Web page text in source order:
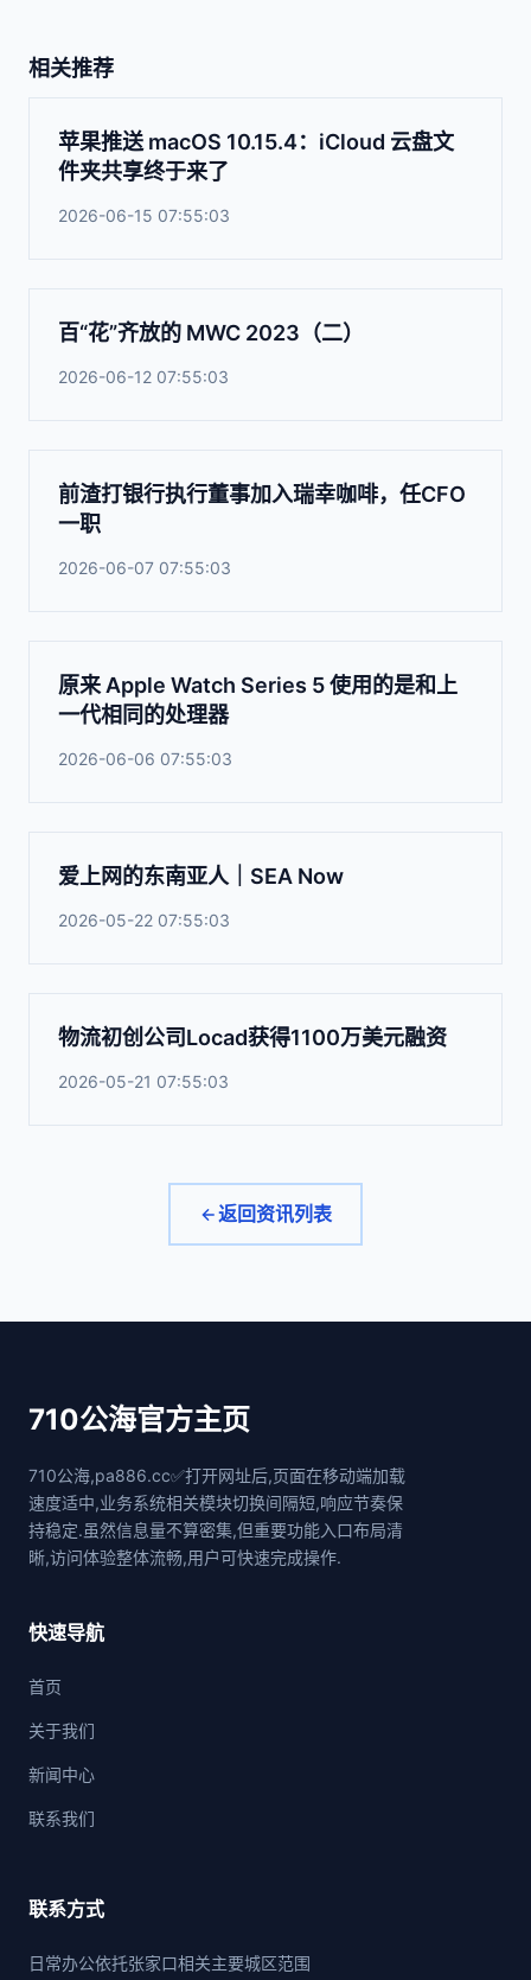
相关推荐
苹果推送 macOS 10.15.4：iCloud 云盘文
件夹共享终于来了
2026-06-15 07:55:03
百“花”齐放的 MWC 2023（二）
2026-06-12 07:55:03
前渣打银行执行董事加入瑞幸咖啡，任CFO
一职
2026-06-07 07:55:03
原来 Apple Watch Series 5 使用的是和上
一代相同的处理器
2026-06-06 07:55:03
爱上网的东南亚人｜SEA Now
2026-05-22 07:55:03
物流初创公司Locad获得1100万美元融资
2026-05-21 07:55:03
返回资讯列表
710公海官方主页
710公海,pa886.cc✅打开网址后,页面在移动端加载
速度适中,业务系统相关模块切换间隔短,响应节奏保
持稳定.虽然信息量不算密集,但重要功能入口布局清
晰,访问体验整体流畅,用户可快速完成操作.
快速导航
首页
关于我们
新闻中心
联系我们
联系方式
日常办公依托张家口相关主要城区范围